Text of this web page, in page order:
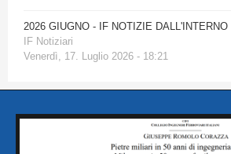
2026 GIUGNO - IF NOTIZIE DALL'INTERNO
IF Notiziari
Venerdì, 17. Luglio 2026 - 18:21